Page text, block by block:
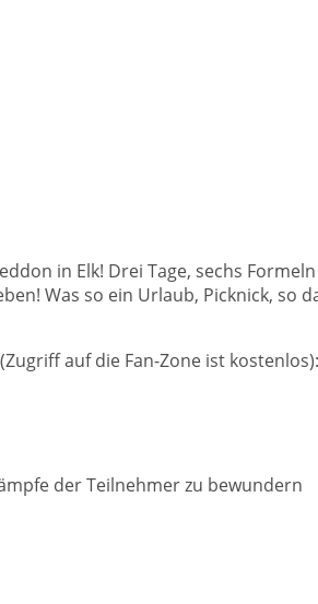
in Elk! Drei Tage, sechs
Was so ein Urlaub, Picknick, so
auf die Fan-Zone ist kostenlos):
der Teilnehmer zu bewundern